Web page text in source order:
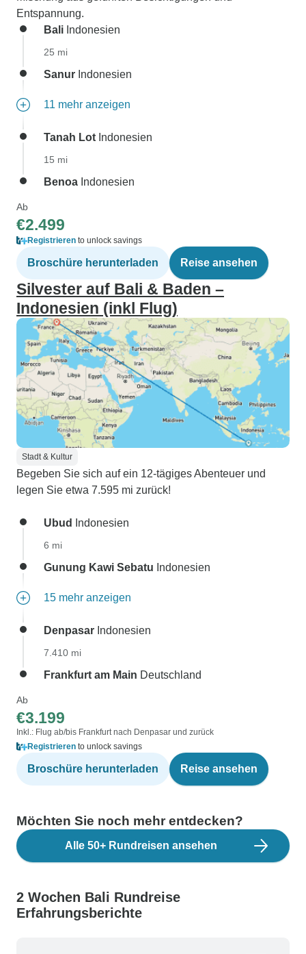
Entspannung.
Bali Indonesien
25 mi
Sanur Indonesien
11 mehr anzeigen
Tanah Lot Indonesien
15 mi
Benoa Indonesien
Ab
€2.499
Registrieren to unlock savings
Broschüre herunterladen Reise ansehen
Silvester auf Bali & Baden –
Indonesien (inkl Flug)
Stadt & Kultur
Begeben Sie sich auf ein 12-tägiges Abenteuer und
legen Sie etwa 7.595 mi zurück!
Ubud Indonesien
6 mi
Gunung Kawi Sebatu Indonesien
15 mehr anzeigen
Denpasar Indonesien
7.410 mi
Frankfurt am Main Deutschland
Ab
€3.199
Inkl.: Flug ab/bis Frankfurt nach Denpasar und zurück
Registrieren to unlock savings
Broschüre herunterladen Reise ansehen
Möchten Sie noch mehr entdecken?
Alle 50+ Rundreisen ansehen
2 Wochen Bali Rundreise
Erfahrungsberichte